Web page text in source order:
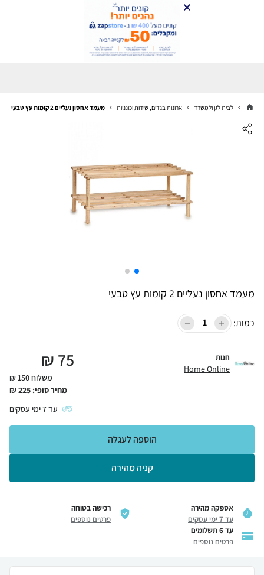
לבית לגן ולמשרד ארונות בגדים, שידות וכונניות מעמד אחסון נעליים 2 קומות עץ טבעי
מעמד אחסון נעליים 2 קומות עץ טבעי
כמות:
חנות
Home Online
75
₪
משלוח 150 ₪
מחיר סופי: 225
₪
עד7ימי עסקים
קניה מהירה
הוספה לעגלה
אספקה מהירה
עד 7 ימי עסקים
רכישה בטוחה
פרטים נוספים
עד 6 תשלומים
פרטים נוספים